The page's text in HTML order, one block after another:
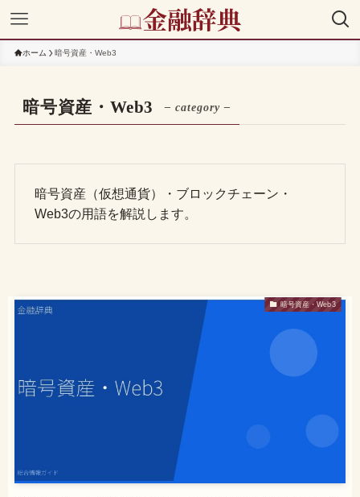
ホーム 暗号資産・Web3
暗号資産・Web3 – category –
暗号資産（仮想通貨）・ブロックチェーン・
Web3の用語を解説します。
暗号資産・Web3